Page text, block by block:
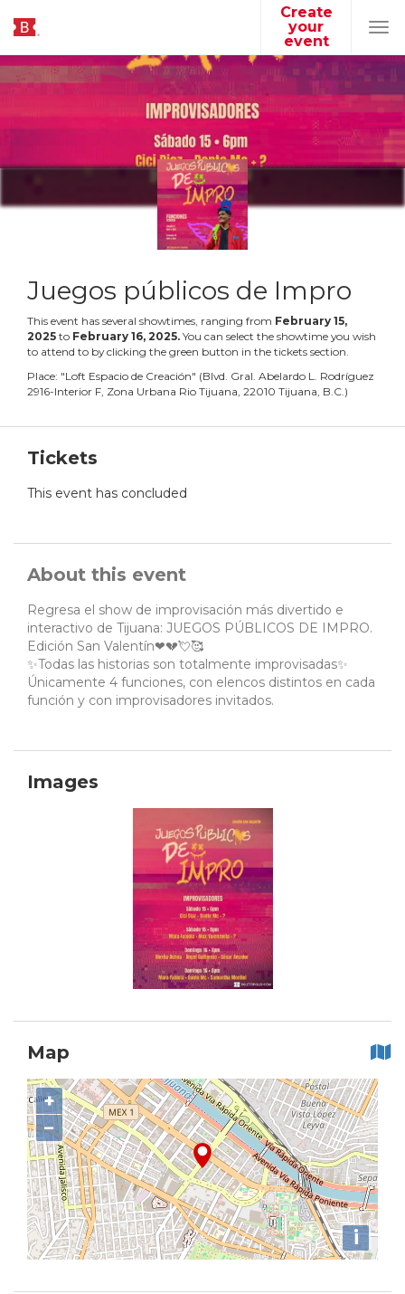
Create
your
event
Juegos públicos de Impro
This event has several showtimes, ranging from February 15,
2025 to February 16, 2025. You can select the showtime you wish
to attend to by clicking the green button in the tickets section.
Place: "Loft Espacio de Creación" (Blvd. Gral. Abelardo L. Rodríguez
2916-Interior F, Zona Urbana Rio Tijuana, 22010 Tijuana, B.C.)
Tickets
This event has concluded
About this event
Regresa el show de improvisación más divertido e
interactivo de Tijuana: JUEGOS PÚBLICOS DE IMPRO.
Edición San Valentín❤💔💘🥰
✨Todas las historias son totalmente improvisadas✨
Únicamente 4 funciones, con elencos distintos en cada
función y con improvisadores invitados.
Images
Map
+
−
i